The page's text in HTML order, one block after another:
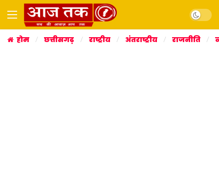
Dark
होम छत्तीसगढ़ राष्ट्रीय अंतराष्ट्रीय राजनीति